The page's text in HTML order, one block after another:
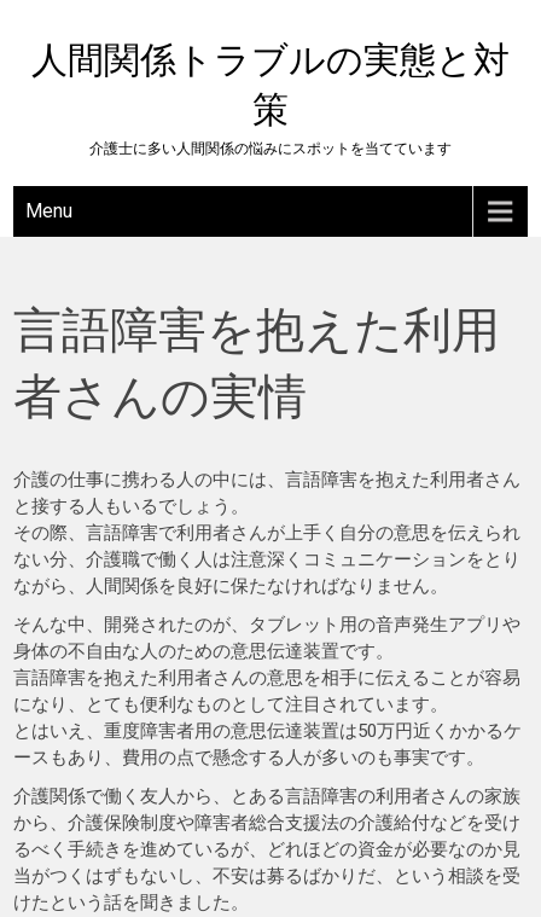
content人間関係トラブルの実態と対
策
介護士に多い人間関係の悩みにスポットを当てています
Menu
言語障害を抱えた利用
者さんの実情
介護の仕事に携わる人の中には、言語障害を抱えた利用者さん
と接する人もいるでしょう。
その際、言語障害で利用者さんが上手く自分の意思を伝えられ
ない分、介護職で働く人は注意深くコミュニケーションをとり
ながら、人間関係を良好に保たなければなりません。
そんな中、開発されたのが、タブレット用の音声発生アプリや
身体の不自由な人のための意思伝達装置です。
言語障害を抱えた利用者さんの意思を相手に伝えることが容易
になり、とても便利なものとして注目されています。
とはいえ、重度障害者用の意思伝達装置は50万円近くかかるケ
ースもあり、費用の点で懸念する人が多いのも事実です。
介護関係で働く友人から、とある言語障害の利用者さんの家族
から、介護保険制度や障害者総合支援法の介護給付などを受け
るべく手続きを進めているが、どれほどの資金が必要なのか見
当がつくはずもないし、不安は募るばかりだ、という相談を受
けたという話を聞きました。